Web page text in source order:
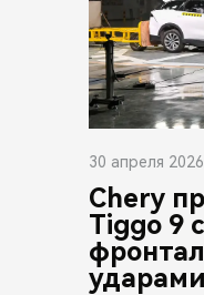
30 апреля 2026
Chery
Tiggo 9
ударами